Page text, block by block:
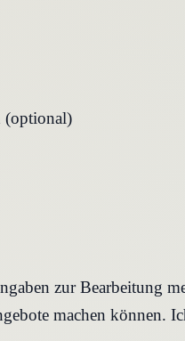
(optional)
zur Bearbeitung
machen können.